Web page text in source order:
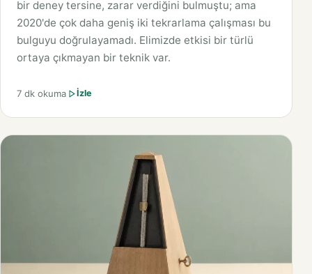
bir deney tersine, zarar verdiğini bulmuştu; ama
2020'de çok daha geniş iki tekrarlama çalışması bu
bulguyu doğrulayamadı. Elimizde etkisi bir türlü
ortaya çıkmayan bir teknik var.
7 dk okuma İzle